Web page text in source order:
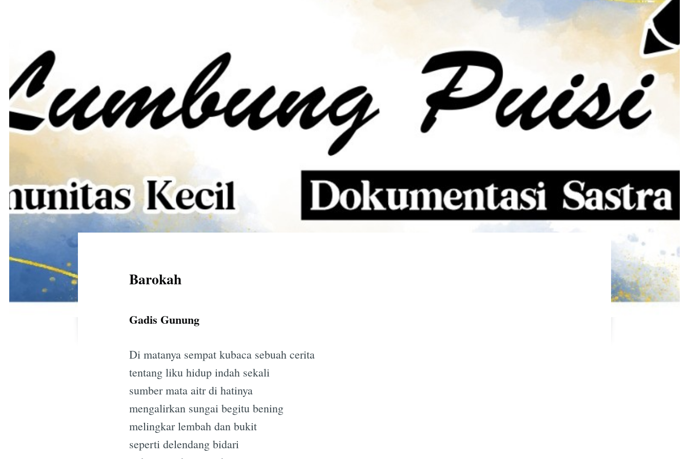
Barokah
Gadis Gunung
Di matanya sempat kubaca sebuah cerita
tentang liku hidup indah sekali
sumber mata aitr di hatinya
mengalirkan sungai begitu bening
melingkar lembah dan bukit
seperti delendang bidari